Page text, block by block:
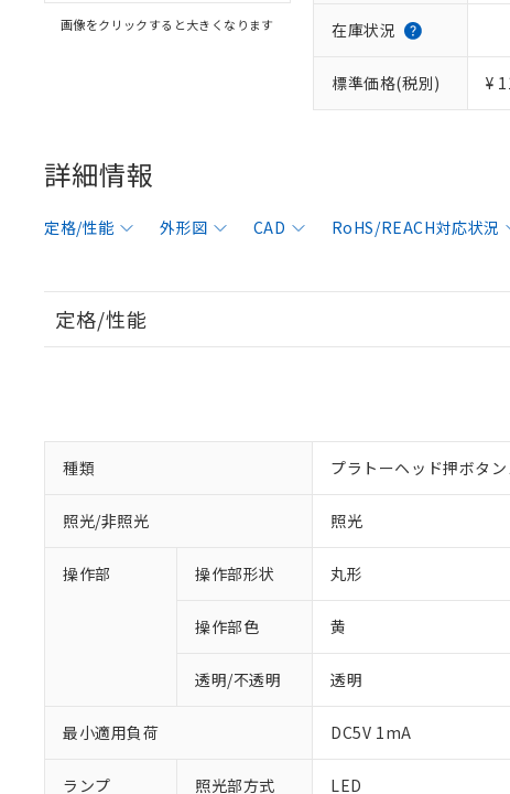
画像をクリックすると大きくなります 在庫状況
標準価格(税別) ¥
詳細情報
定格/性能 外形図 CAD RoHS/REACH対応状況
定格/性能
種類 プラトーヘッド押ボタ
照光/非照光 照光
操作部 操作部形状 丸形
操作部色 黄
透明/不透明 透明
最小適用負荷 DC5V 1mA
ランプ 照光部方式 LED